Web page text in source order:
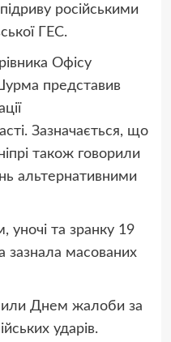
російськими
ГЕС.
Офісу
представив
Зазначається, що
також говорили
альтернативними
уночі та зранку 19
зазнала масованих
Днем жалоби за
ударів.